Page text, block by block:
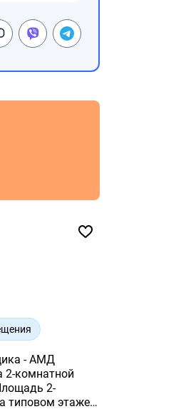
- АМД
комнатной
типовом этаже